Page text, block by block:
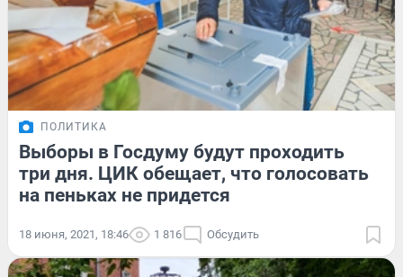
ПОЛИТИКА
Выборы в Госдуму будут проходить
три дня. ЦИК обещает, что голосовать
на пеньках не придется
18 июня, 2021, 18:46 1 816 Обсудить